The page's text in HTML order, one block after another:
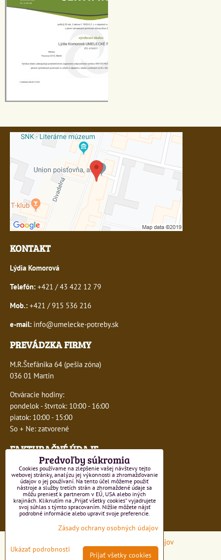
KONTAKT
Lýdia Komorová
Telefón: +421 / 43 422 12 79
Mob.: +421 / 915 536 216
e-mail: info@umelecke-potreby.sk
PREVÁDZKA FIRMY
M.R.Štefánika 64 (pešia zóna)
036 01 Martin
Otváracie hodiny:
pondelok - štvrtok: 10:00 - 16:00
piatok: 10:00 - 15:00
So + Ne: zatvorené
FAKTURAČNÉ ÚDAJE
IČO:41243277
DIČ:1047749593
IČ DPH:SK1047749593
Číslo živnostenského registra 550-15499
Zásady ochrany osobných údajov
Predvoľby súkromia
Cookies používame na zlepšenie vašej návštevy tejto
webovej stránky, analýzu jej výkonnosti a zhromažďovanie
údajov o jej používaní. Na tento účel môžeme použiť
nástroje a služby tretích strán a zhromaždené údaje sa
môžu preniesť k partnerom v EÚ, USA alebo iných
krajinách. Kliknutím na „Prijať všetky cookies“ vyjadrujete
svoj súhlas s týmto spracovaním. Nižšie môžete nájsť
podrobné informácie alebo upraviť svoje preferencie.
Zásady ochrany osobných údajov
Ukázať podrobnosti
Prijať všetky cookies